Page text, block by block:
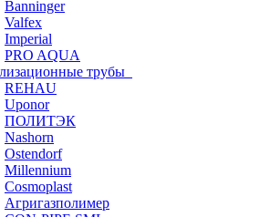
Banninger
Valfex
Imperial
PRO AQUA
трубы
REHAU
Uponor
ПОЛИТЭК
Nashorn
Ostendorf
Millennium
Cosmoplast
Агригазполимер